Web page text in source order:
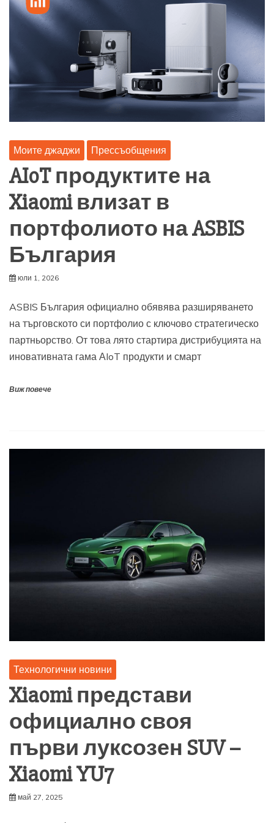
Моите джаджи Прессъобщения
AIoT продуктите на
Xiaomi влизат в
портфолиото на ASBIS
България
юли 1, 2026
ASBIS България официално обявява разширяването
на търговското си портфолио с ключово стратегическо
партньорство. От това лято стартира дистрибуцията на
иновативната гама АIoT продукти и смарт
Виж повече
Технологични новини
Xiaomi представи
официално своя
първи луксозен SUV –
Xiaomi YU7
май 27, 2025